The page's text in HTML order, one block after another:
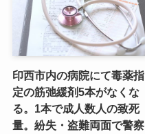
印西市内の病院にて毒薬指
定の筋弛緩剤5本がなくな
る。1本で成人数人の致死
量。紛失・盗難両面で警察